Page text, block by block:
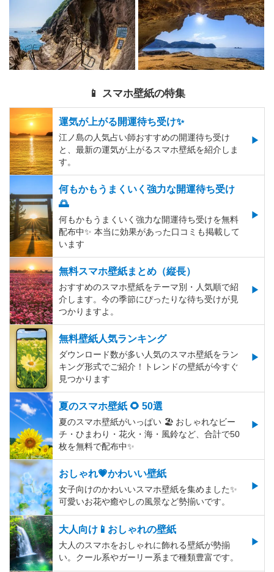
📱 スマホ壁紙の特集
運気が上がる開運待ち受け✨
江ノ島の人気占い師おすすめの開運待ち受け
と、最新の運気が上がるスマホ壁紙を紹介しま
す。
何もかもうまくいく強力な開運待ち受け
🌅
何もかもうまくいく強力な開運待ち受けを無料
配布中✨️ 本当に効果があった口コミも掲載して
います
無料スマホ壁紙まとめ（縦長）
おすすめのスマホ壁紙をテーマ別・人気順で紹
介します。今の季節にぴったりな待ち受けが見
つかりますよ。
無料壁紙人気ランキング
ダウンロード数が多い人気のスマホ壁紙をラン
キング形式でご紹介！トレンドの壁紙が今すぐ
見つかります
夏のスマホ壁紙 🌻 50選
夏のスマホ壁紙がいっぱい 🏖 おしゃれなビー
チ・ひまわり・花火・海・風鈴など、合計で50
枚を無料で配布中✨
おしゃれ💗かわいい壁紙
女子向けのかわいいスマホ壁紙を集めました✨
可愛いお花や癒やしの風景など勢揃いです。
大人向け📱おしゃれの壁紙
大人のスマホをおしゃれに飾れる壁紙が勢揃
い。クール系やガーリー系まで種類豊富です。